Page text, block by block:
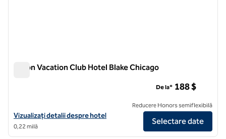
Hilton Vacation Club Hotel Blake Chicago
Vizualizați detaliile hotelului Hilton Vacation Club Hotel Blake Chicago
Vizualizați detalii despre hotel
0,22 milă
De la* 188 $
Reducere Honors semiflexibilă
Selectare date
1/12